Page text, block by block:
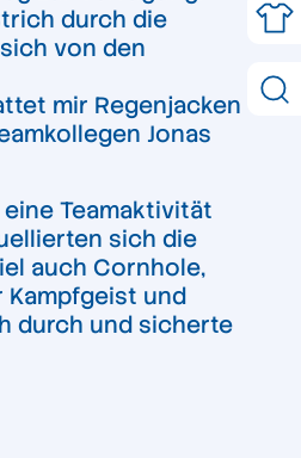
durch die
von den
mir Regenjacken
Jonas
Teamaktivität
sich die
auch Cornhole,
Kampfgeist und
durch und sicherte